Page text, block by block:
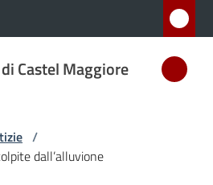
Castel Maggiore
/
dall’alluvione